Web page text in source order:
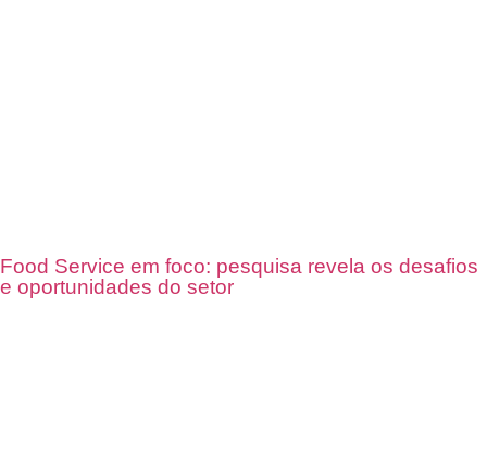
Food Service em foco: pesquisa revela os desafios
e oportunidades do setor